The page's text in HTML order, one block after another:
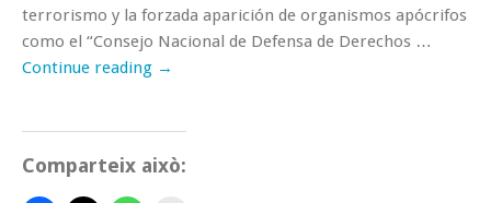
terrorismo y la forzada aparición de organismos apócrifos
como el “Consejo Nacional de Defensa de Derechos …
Continue reading →
Comparteix això: